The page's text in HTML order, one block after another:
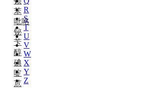
R
S
T
U
V
W
X
Y
Z
苯
吡咯
铋
苄
醇
碘
啶
苊